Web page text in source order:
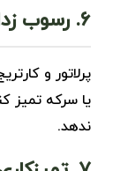
۶. رسوب ‌زدایی دوره‌ای
پرلاتور و
یا سرکه تمیز
ندهد.